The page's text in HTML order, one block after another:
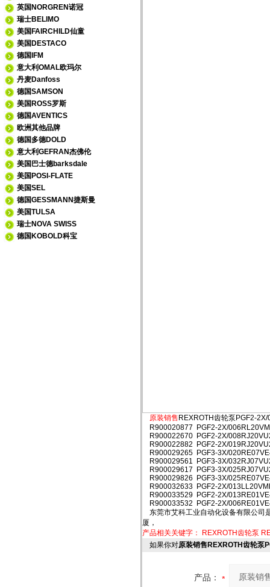
英国NORGREN诺冠
瑞士BELIMO
美国FAIRCHILD仙童
美国DESTACO
德国IFM
意大利OMAL欧玛尔
丹麦Danfoss
德国SAMSON
美国ROSS罗斯
德国AVENTICS
欧洲其他品牌
德国多德DOLD
意大利GEFRAN杰佛伦
美国巴士德barksdale
美国POSI-FLATE
美国SEL
德国GESSMANN捷斯曼
美国TULSA
瑞士NOVA SWISS
德国KOBOLD科宝
原装销售 REXROTH齿轮泵PGF2-
R900020877 PGF2-2X/006RL20VM
R900022670 PGF2-2X/
R900022882 PGF2-2X/
R900029265 PGF3-3X/
R900029561 PGF3-3X/
R900029617 PGF3-3X/
R900029826 PGF3-3X/
R900032633 PGF2-2X/
R900033529 PGF2-2X/
R900033532 PGF2-2X/
东莞市艾科工业自动化设备有限公司
厦，
产品相关关键字：
REXROTH齿轮泵
如果你对原装销售REXROTH齿轮泵
产品：